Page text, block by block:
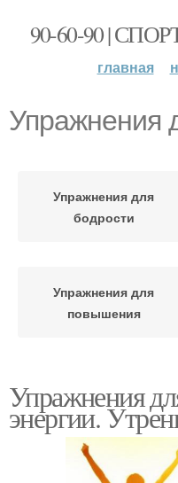
90-60-90 |
главная
Упражнения
Упражнения для
бодрости
Упражнения для
повышения
зарядки
Упражнения
энергии.